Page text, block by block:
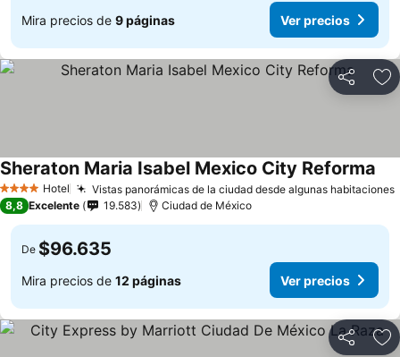
Mira precios de 9 páginas Ver precios
Compartir
4 EstrellasHotel Vistas panorámicas de la ciudad desde algunas habitaciones
Sheraton Maria Isabel Mexico City Reforma
8,8 Excelente 19.583 Ciudad de México
De $96.635
Mira precios de 12 páginas Ver precios
Compartir